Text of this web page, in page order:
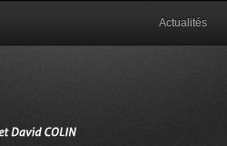
Actualités